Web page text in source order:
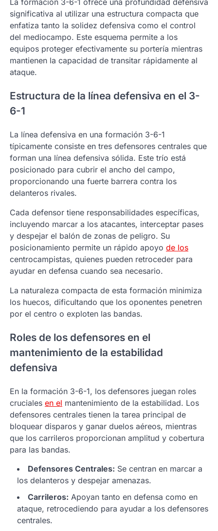
La formación 3-6-1 ofrece una profundidad defensiva
significativa al utilizar una estructura compacta que
enfatiza tanto la solidez defensiva como el control
del mediocampo. Este esquema permite a los
equipos proteger efectivamente su portería mientras
mantienen la capacidad de transitar rápidamente al
ataque.
Estructura de la línea defensiva en el 3-
6-1
La línea defensiva en una formación 3-6-1
típicamente consiste en tres defensores centrales que
forman una línea defensiva sólida. Este trío está
posicionado para cubrir el ancho del campo,
proporcionando una fuerte barrera contra los
delanteros rivales.
Cada defensor tiene responsabilidades específicas,
incluyendo marcar a los atacantes, interceptar pases
y despejar el balón de zonas de peligro. Su
posicionamiento permite un rápido apoyo de los
centrocampistas, quienes pueden retroceder para
ayudar en defensa cuando sea necesario.
La naturaleza compacta de esta formación minimiza
los huecos, dificultando que los oponentes penetren
por el centro o exploten las bandas.
Roles de los defensores en el
mantenimiento de la estabilidad
defensiva
En la formación 3-6-1, los defensores juegan roles
cruciales en el mantenimiento de la estabilidad. Los
defensores centrales tienen la tarea principal de
bloquear disparos y ganar duelos aéreos, mientras
que los carrileros proporcionan amplitud y cobertura
para las bandas.
Defensores Centrales: Se centran en marcar a
los delanteros y despejar amenazas.
Carrileros: Apoyan tanto en defensa como en
ataque, retrocediendo para ayudar a los defensores
centrales.